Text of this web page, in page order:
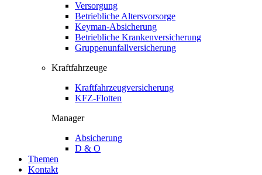
Versorgung
Betriebliche Altersvorsorge
Keyman-Absicherung
Betriebliche Krankenversicherung
Gruppenunfallversicherung
Kraftfahrzeuge
Kraftfahrzeugversicherung
KFZ-Flotten
Manager
Absicherung
D & O
Themen
Kontakt